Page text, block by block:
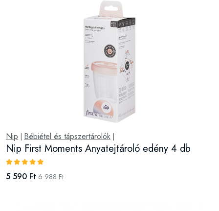
Nip Bébiétel és tápszertárolók
Nip First Moments Anyatejtároló edény 4 db
5 590 Ft 6 988 Ft